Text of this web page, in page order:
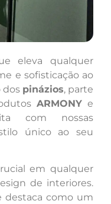
eleva qualquer
e sofisticação ao
dos pinázios, parte
ARMONYe
com nossas
único ao seu
em qualquer
de interiores.
destaca como um